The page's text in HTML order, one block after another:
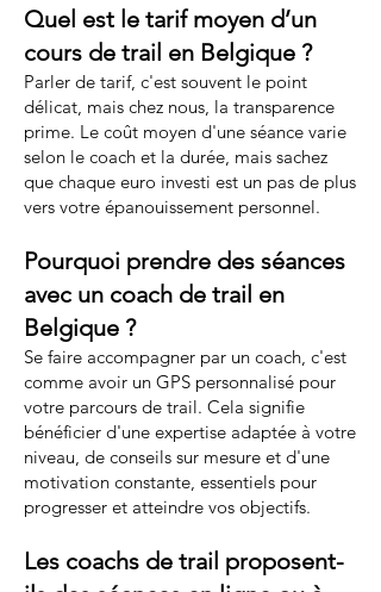
Quel est le tarif moyen d’un
cours de trail en Belgique ?
Parler de tarif, c'est souvent le point
délicat, mais chez nous, la transparence
prime. Le coût moyen d'une séance varie
selon le coach et la durée, mais sachez
que chaque euro investi est un pas de plus
vers votre épanouissement personnel.
Pourquoi prendre des séances
avec un coach de trail en
Belgique ?
Se faire accompagner par un coach, c'est
comme avoir un GPS personnalisé pour
votre parcours de trail. Cela signifie
bénéficier d'une expertise adaptée à votre
niveau, de conseils sur mesure et d'une
motivation constante, essentiels pour
progresser et atteindre vos objectifs.
Les coachs de trail proposent-